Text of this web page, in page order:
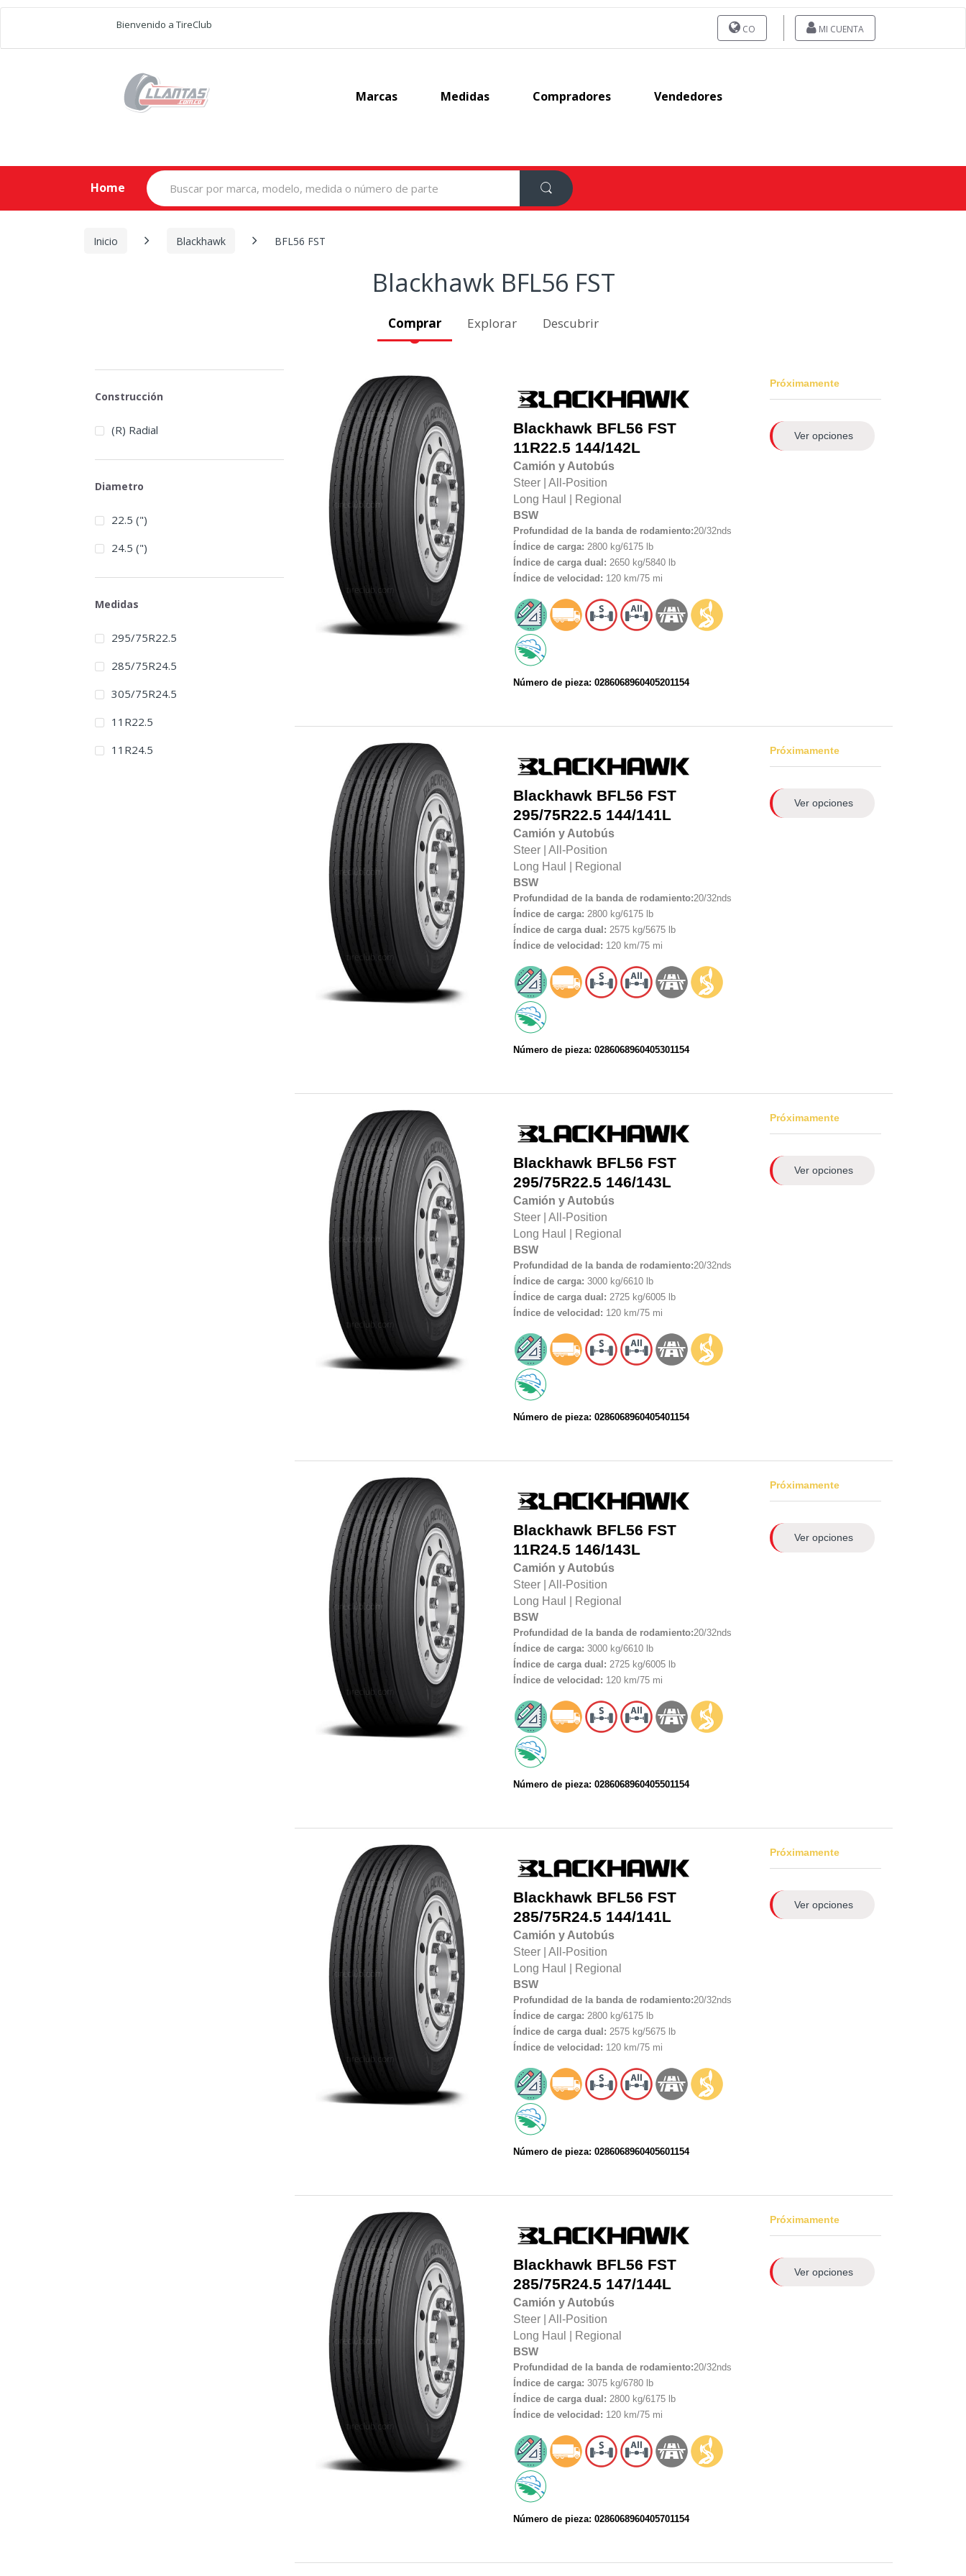
Bienvenido a TireClub CO MI CUENTA
Marcas Medidas Compradores Vendedores
Home
Search
for:
Inicio Blackhawk BFL56 FST
Blackhawk BFL56 FST
Comprar Explorar Descubrir
Blackhawk BFL56 FST
11R22.5 144/142L
Camión y Autobús
Steer| All-Position
Long Haul
Regional
BSW
Profundidad de la banda de rodamiento:20/32nds
Índice de carga: 2800 kg/6175 lb
Índice de carga dual: 2650 kg/5840 lb
Índice de velocidad: 120 km/75 mi
Número de pieza: 0286068960405201154
Próximamente
Ver opciones
Blackhawk BFL56 FST
295/75R22.5 144/141L
Camión y Autobús
Steer| All-Position
Long Haul
Regional
BSW
Profundidad de la banda de rodamiento:20/32nds
Índice de carga: 2800 kg/6175 lb
Índice de carga dual: 2575 kg/5675 lb
Índice de velocidad: 120 km/75 mi
Número de pieza: 0286068960405301154
Próximamente
Ver opciones
Blackhawk BFL56 FST
295/75R22.5 146/143L
Camión y Autobús
Steer| All-Position
Long Haul
Regional
BSW
Profundidad de la banda de rodamiento:20/32nds
Índice de carga: 3000 kg/6610 lb
Índice de carga dual: 2725 kg/6005 lb
Índice de velocidad: 120 km/75 mi
Número de pieza: 0286068960405401154
Próximamente
Ver opciones
Blackhawk BFL56 FST
11R24.5 146/143L
Camión y Autobús
Steer| All-Position
Long Haul
Regional
BSW
Profundidad de la banda de rodamiento:20/32nds
Índice de carga: 3000 kg/6610 lb
Índice de carga dual: 2725 kg/6005 lb
Índice de velocidad: 120 km/75 mi
Número de pieza: 0286068960405501154
Próximamente
Ver opciones
Blackhawk BFL56 FST
285/75R24.5 144/141L
Camión y Autobús
Steer| All-Position
Long Haul
Regional
BSW
Profundidad de la banda de rodamiento:20/32nds
Índice de carga: 2800 kg/6175 lb
Índice de carga dual: 2575 kg/5675 lb
Índice de velocidad: 120 km/75 mi
Número de pieza: 0286068960405601154
Próximamente
Ver opciones
Blackhawk BFL56 FST
285/75R24.5 147/144L
Camión y Autobús
Steer| All-Position
Long Haul
Regional
BSW
Profundidad de la banda de rodamiento:20/32nds
Índice de carga: 3075 kg/6780 lb
Índice de carga dual: 2800 kg/6175 lb
Índice de velocidad: 120 km/75 mi
Número de pieza: 0286068960405701154
Próximamente
Ver opciones
Construcción
(R) Radial
Diametro
22.5 (")
24.5 (")
Medidas
295/75R22.5
285/75R24.5
305/75R24.5
11R22.5
11R24.5